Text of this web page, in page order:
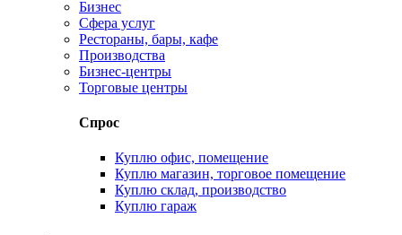
Бизнес
Сфера услуг
Рестораны, бары, кафе
Производства
Бизнес-центры
Торговые центры
Спрос
Куплю офис, помещение
Куплю магазин, торговое помещение
Куплю склад, производство
Куплю гараж